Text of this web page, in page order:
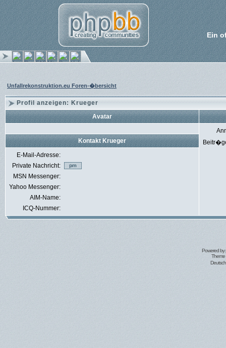
Ein
Unfallrekonstruktion.eu Foren-�bersicht
Profil anzeigen: Krueger
Avatar
Kontakt Krueger
E-Mail-Adresse:
Private Nachricht:
MSN Messenger:
Yahoo Messenger:
AIM-Name:
ICQ-Nummer:
Powered by
Theme